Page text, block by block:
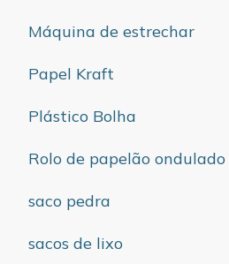
Máquina de estrechar
Papel Kraft
Plástico Bolha
Rolo de papelão ondulado
saco pedra
sacos de lixo